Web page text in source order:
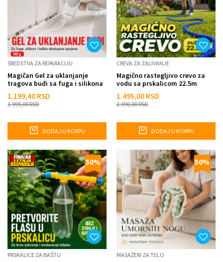
SREDSTVA ZA REPARACIJU
Magičan Gel za uklanjanje
tragova buđi sa fuga i silikona
1.199,40 RSD
1.999,00RSD
DODAJ U KORPU
CREVA ZA ZALIVANJE
Magično rastegljivo crevo za
vodu sa prskalicom 22.5m
1.495,00 RSD
2.990,00RSD
DODAJ U KORPU
50%
PRSKALICE ZA BAŠTU
50%
MASAŽERI ZA TELO